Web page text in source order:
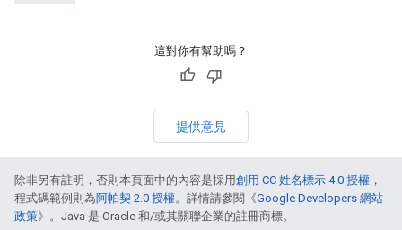
這對你有幫助嗎？
提供意見
除非另有註明，否則本頁面中的內容是採用創用 CC 姓名標示 4.0 授權 ，
程式碼範例則為阿帕契 2.0 授權。詳情請參閱《Google Developers 網站
政策》。Java 是 Oracle 和/或其關聯企業的註冊商標。